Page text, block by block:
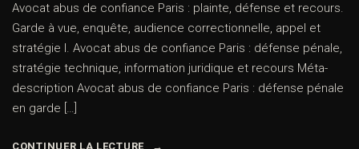
Avocat abus de confiance Paris : plainte, défense et recours.
Garde à vue, enquête, audience correctionnelle, appel et
stratégie I. Avocat abus de confiance Paris : défense pénale,
stratégie technique, information juridique et recours Méta-
description Avocat abus de confiance Paris : défense pénale
en garde […]
CONTINUER LA LECTURE